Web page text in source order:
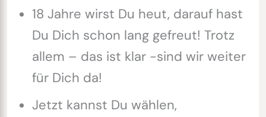
18 Jahre wirst Du heut, darauf hast
Du Dich schon lang gefreut! Trotz
allem – das ist klar -sind wir weiter
für Dich da!
Jetzt kannst Du wählen,